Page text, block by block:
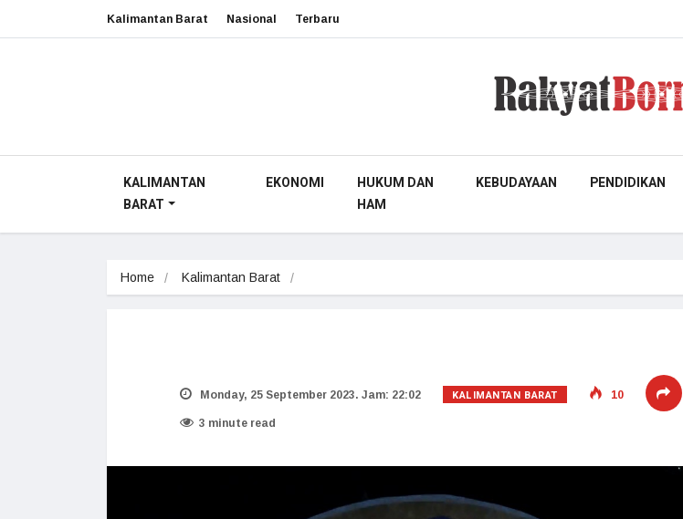
Kalimantan Barat Nasional Terbaru
KALIMANTAN
BARAT
EKONOMI
HUKUM DAN
HAM
KEBUDAYAAN PENDIDIKAN
Home Kalimantan Barat
Monday, 25 September 2023. Jam: 22:02 KALIMANTAN BARAT 10
3 minute read